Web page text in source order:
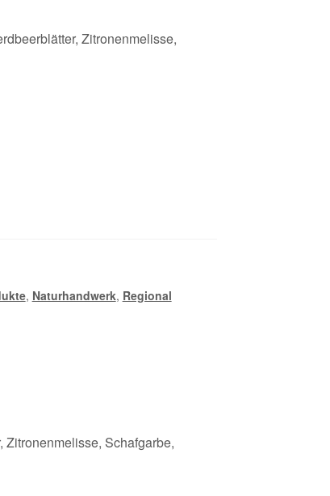
Zitronenmelisse,
, Naturhandwerk, Regional
Schafgarbe,